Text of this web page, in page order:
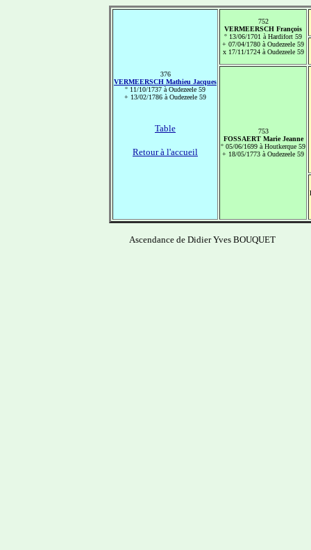
376
VERMEERSCH Mathieu Jacques
° 11/10/1737 à Oudezeele 59
+ 13/02/1786 à Oudezeele 59
Table
Retour à l'accueil
752
VERMEERSCH François
° 13/06/1701 à Hardifort 59
+ 07/04/1780 à Oudezeele 59
x 17/11/1724 à Oudezeele 59
753
FOSSAERT Marie Jeanne
° 05/06/1699 à Houtkerque 59
+ 18/05/1773 à Oudezeele 59
Ascendance de Didier Yves BOUQUET